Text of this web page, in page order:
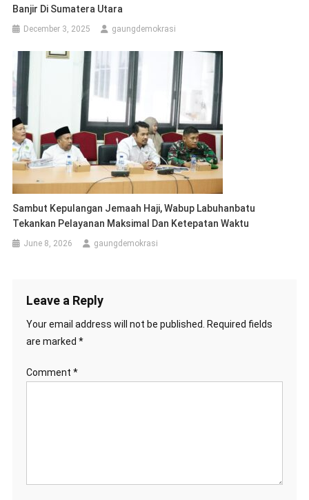
Banjir Di Sumatera Utara
December 3, 2025 gaungdemokrasi
Sambut Kepulangan Jemaah Haji, Wabup Labuhanbatu
Tekankan Pelayanan Maksimal Dan Ketepatan Waktu
June 8, 2026 gaungdemokrasi
Leave a Reply
Your email address will not be published.
Required fields
are marked *
Comment *